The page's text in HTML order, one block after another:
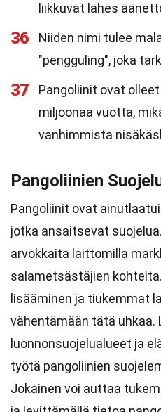
liikkuvat lähes
36
Niiden nimi tulee
"pengguling", joka
37
Pangoliinit ovat
miljoonaa vuotta,
vanhimmista
Pangoliinien
Pangoliinit ovat
jotka ansaitsevat
arvokkaita laittomilla
salametsästäjien
lisääminen ja tiukemmat
vähentämään tätä uhkaa.
luonnonsuojelualueet ja
työtä pangoliinien
Jokainen voi auttaa